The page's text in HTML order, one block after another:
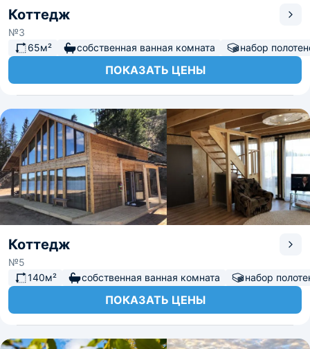
Коттедж
№3
65м²
собственная ванная комната набор
ПОКАЗАТЬ ЦЕНЫ
Коттедж
№5
140м²
собственная ванная комната набор
ПОКАЗАТЬ ЦЕНЫ